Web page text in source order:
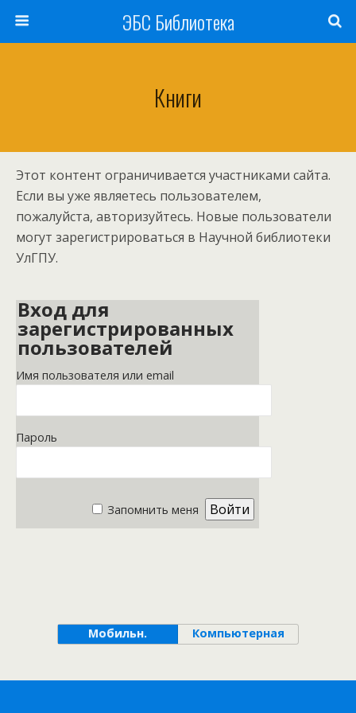
ЭБС Библиотека
Книги
Этот контент ограничивается участниками сайта.
Если вы уже являетесь пользователем,
пожалуйста, авторизуйтесь. Новые пользователи
могут зарегистрироваться в Научной библиотеки
УлГПУ.
Вход для
зарегистрированных
пользователей
Имя пользователя или email
Пароль
Запомнить меня
Мобильн. Компьютерная